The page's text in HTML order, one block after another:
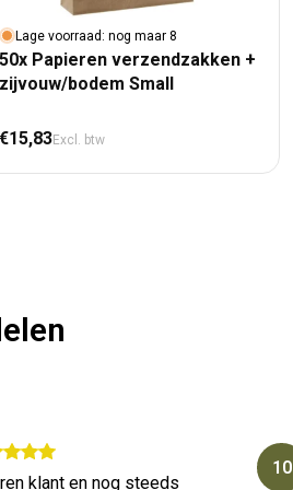
Lage voorraad: nog maar 8
50x Papieren verzendzakken +
zijvouw/bodem Small
Normale prijs
€15,83Excl. btw
klant en nog steeds
10